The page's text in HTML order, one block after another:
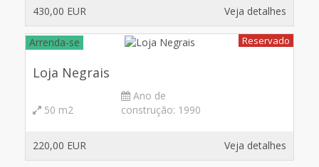
430,00 EUR Veja detalhes
Reservado
Arrenda-se
Loja Negrais
50 m2
Ano de
construção: 1990
220,00 EUR Veja detalhes